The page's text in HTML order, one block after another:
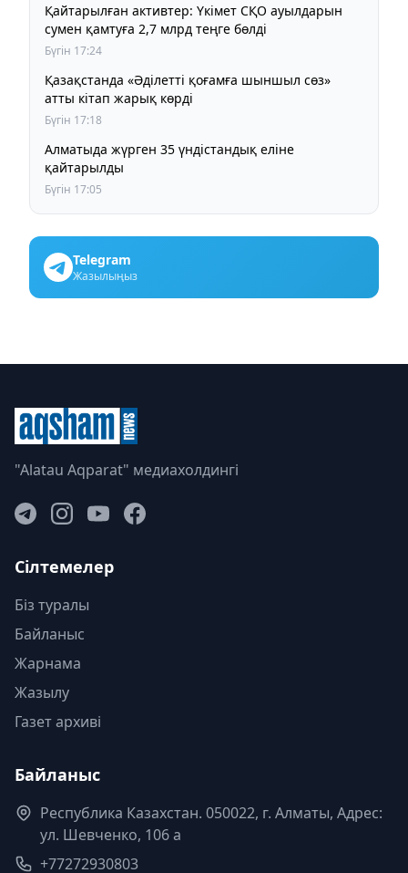
Қайтарылған активтер: Үкімет СҚО ауылдарын
сумен қамтуға 2,7 млрд теңге бөлді
Бүгін 17:24
Қазақстанда «Әділетті қоғамға шыншыл сөз»
атты кітап жарық көрді
Бүгін 17:18
Алматыда жүрген 35 үндістандық еліне
қайтарылды
Бүгін 17:05
Telegram
Жазылыңыз
"Alatau Aqparat" медиахолдингі
Сілтемелер
Біз туралы
Байланыс
Жарнама
Жазылу
Газет архиві
Байланыс
Республика Казахстан. 050022, г. Алматы, Адрес:
ул. Шевченко, 106 а
+77272930803